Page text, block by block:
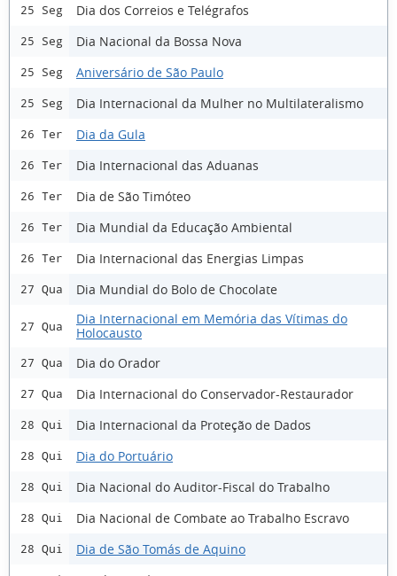
25 Seg Dia dos Correios e Telégrafos
25 Seg Dia Nacional da Bossa Nova
25 Seg Aniversário de São Paulo
25 Seg Dia Internacional da Mulher no Multilateralismo
26 Ter Dia da Gula
26 Ter Dia Internacional das Aduanas
26 Ter Dia de São Timóteo
26 Ter Dia Mundial da Educação Ambiental
26 Ter Dia Internacional das Energias Limpas
27 Qua Dia Mundial do Bolo de Chocolate
27 Qua
Dia Internacional em Memória das Vítimas do
Holocausto
27 Qua Dia do Orador
27 Qua Dia Internacional do Conservador-Restaurador
28 Qui Dia Internacional da Proteção de Dados
28 Qui Dia do Portuário
28 Qui Dia Nacional do Auditor-Fiscal do Trabalho
28 Qui Dia Nacional de Combate ao Trabalho Escravo
28 Qui Dia de São Tomás de Aquino